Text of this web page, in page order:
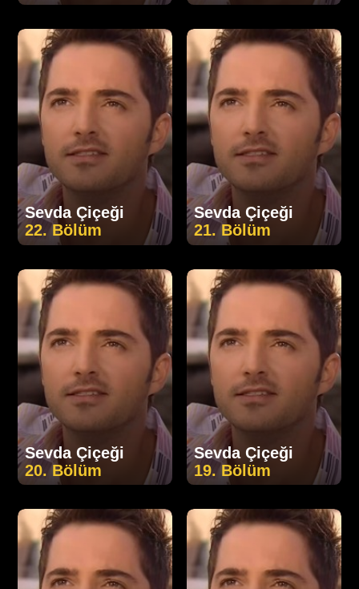
Sevda Çiçeği
22. Bölüm
Sevda Çiçeği
21. Bölüm
Sevda Çiçeği
20. Bölüm
Sevda Çiçeği
19. Bölüm